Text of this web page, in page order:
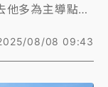
他多為主導點狀
參與集團業務
的國華世華銀行
的心腹人馬，更
08/08 09:43